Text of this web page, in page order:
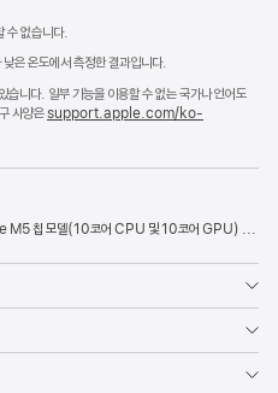
없습니다.
온도에서 측정한 결과입니다.
다. 일부 기능을 이용할 수 없는 국가나 언어도
사양은support.apple.com/ko-